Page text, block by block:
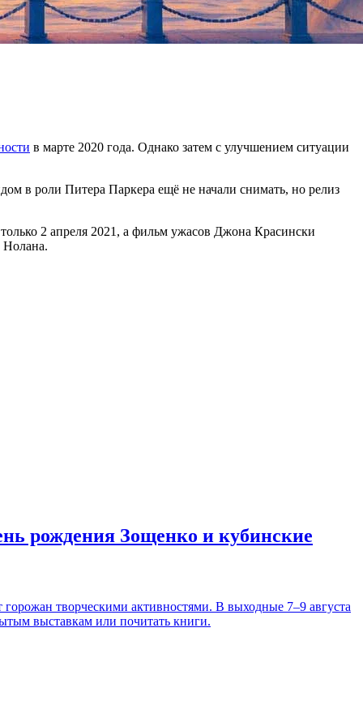
в марте 2020 года. Однако затем с улучшением ситуации
в роли Питера Паркера ещё не начали снимать, но релиз
2 апреля 2021, а фильм ужасов Джона Красински
Нолана.
рождения Зощенко и кубинские
творческими активностями. В выходные 7–9 августа
выставкам или почитать книги.